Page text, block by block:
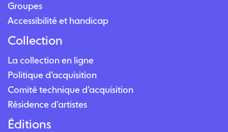
Groupes
Accessibilité et handicap
Collection
La collection en ligne
Politique d’acquisition
Comité technique d’acquisition
Résidence d’artistes
Éditions